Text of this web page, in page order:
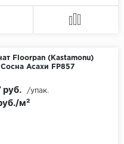
Forbo
Forbo Allura Click
Floorpan (Kastamonu)
Асахи FP857
м²
руб. /упак.